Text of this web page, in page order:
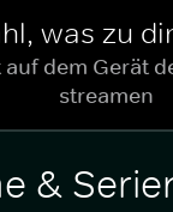
was zu
dem Gerät
streamen
&